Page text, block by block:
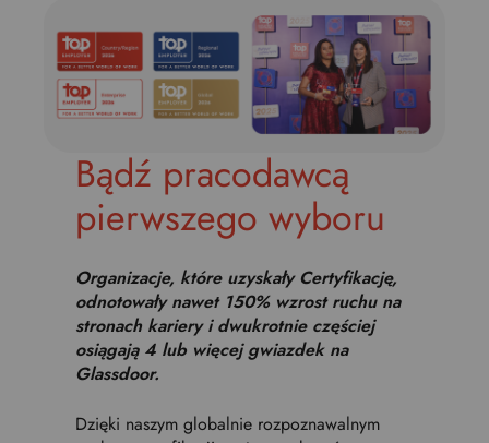
Bądź pracodawcą
pierwszego wyboru
Organizacje, które uzyskały Certyfikację,
odnotowały nawet 150% wzrost ruchu na
stronach kariery i dwukrotnie częściej
osiągają 4 lub więcej gwiazdek na
Glassdoor.
Dzięki naszym globalnie rozpoznawalnym